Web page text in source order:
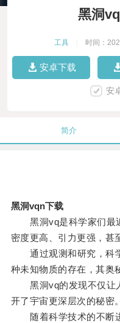
黑洞
工具 时间：
安卓下载
安
简介
黑洞vqn下载
黑洞vq是科学家们最
密度更高、引力更强，甚
通过观测和研究，科
种未知物质的存在，其奥
黑洞vq的发现不仅让
开了宇宙更深层次的秘密。
随着科学技术的不断